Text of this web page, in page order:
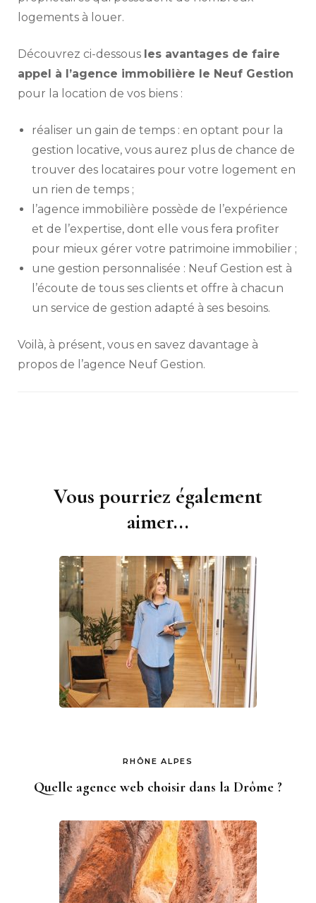
logements à louer.
Découvrez ci-dessous les avantages de faire
appel à l’agence immobilière le Neuf Gestion
pour la location de vos biens :
réaliser un gain de temps : en optant pour la
gestion locative, vous aurez plus de chance de
trouver des locataires pour votre logement en
un rien de temps ;
l’agence immobilière possède de l’expérience
et de l’expertise, dont elle vous fera profiter
pour mieux gérer votre patrimoine immobilier ;
une gestion personnalisée : Neuf Gestion est à
l’écoute de tous ses clients et offre à chacun
un service de gestion adapté à ses besoins.
Voilà, à présent, vous en savez davantage à
propos de l’agence Neuf Gestion.
NavigationVous pourriez également
aimer...
RHÔNE ALPES
Quelle agence web choisir dans la Drôme ?